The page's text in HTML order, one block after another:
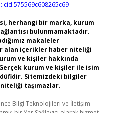
herhangi bir marka, kurum
bulunmamaktadır.
makaleler
alan içerikler haber niteliği
ve kişiler hakkında
kurum ve kişiler ile isim
Sitemizdeki bilgiler
taşımazlar.
Bilgi Teknolojileri ve İletişim